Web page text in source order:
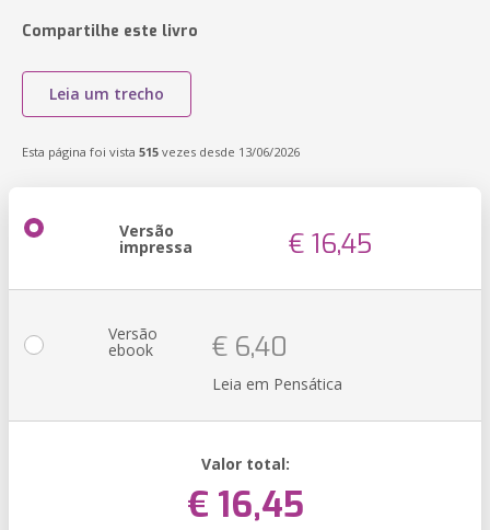
Compartilhe este livro
Leia um trecho
Esta página foi vista 515 vezes desde 13/06/2026
Versão
impressa € 16,45
Versão
ebook € 6,40
Leia em Pensática
Valor total:
€ 16,45